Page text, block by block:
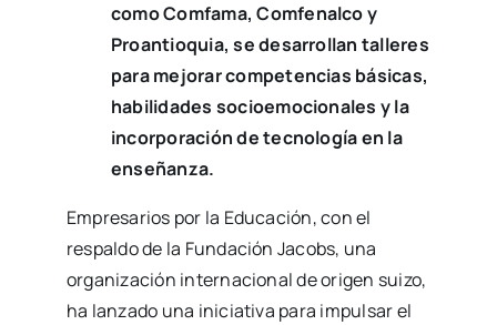
como Comfama, Comfenalco y
Proantioquia, se desarrollan talleres
para mejorar competencias básicas,
habilidades socioemocionales y la
incorporación de tecnología en la
enseñanza.
Empresarios por la Educación, con el
respaldo de la Fundación Jacobs, una
organización internacional de origen suizo,
ha lanzado una iniciativa para impulsar el